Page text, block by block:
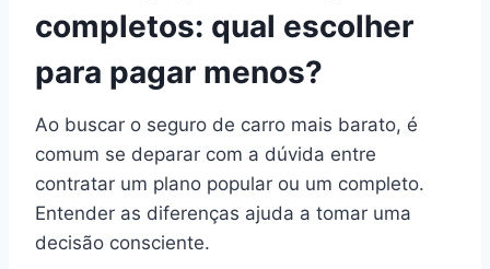
completos: qual escolher
para pagar menos?
Ao buscar o seguro de carro mais barato, é
comum se deparar com a dúvida entre
contratar um plano popular ou um completo.
Entender as diferenças ajuda a tomar uma
decisão consciente.